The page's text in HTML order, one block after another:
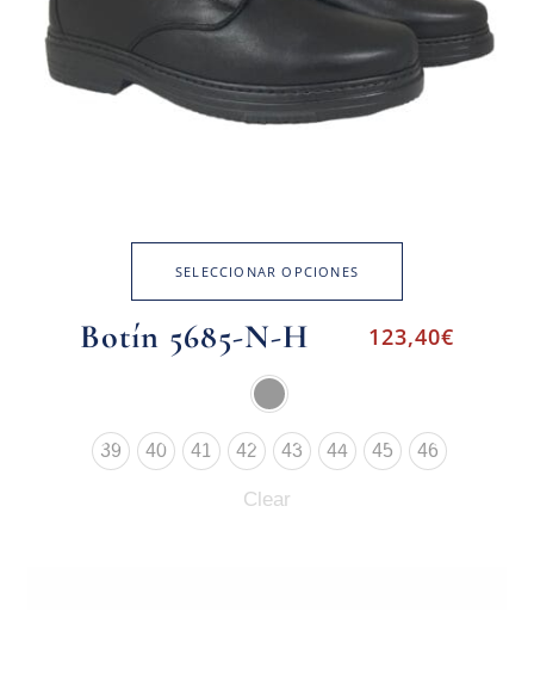
SELECCIONAR OPCIONES
Botín 5685-N-H 123,40€
39 40 41 42 43 44 45 46
Clear